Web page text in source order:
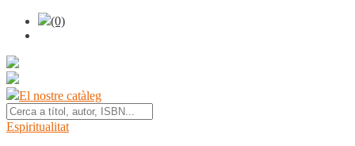
(0)
El nostre catàleg
Espiritualitat